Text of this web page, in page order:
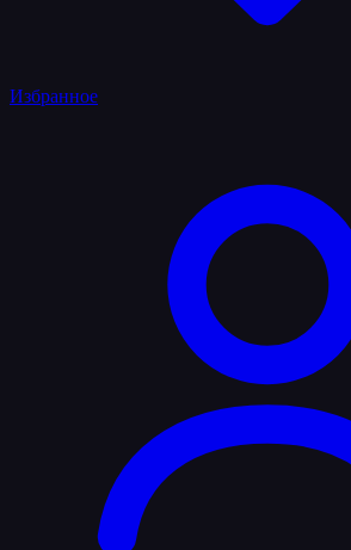
Избранное